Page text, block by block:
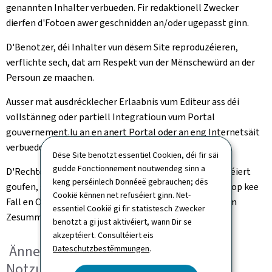
Dëse Site benotzt essentiel Cookien, déi fir säi
gudde Fonctionnement noutwendeg sinn a
keng perséinlech Donnéeë gebrauchen; dës
Cookië kënnen net refuséiert ginn. Net-
essentiel Cookië gi fir statistesch Zwecker
benotzt a gi just aktivéiert, wann Dir se
akzeptéiert. Consultéiert eis
Dateschutzbestëmmungen.
genannten Inhalter verbueden. Fir redaktionell Zwecker
dierfen d'Fotoen awer geschnidden an/oder ugepasst ginn.
D'Benotzer, déi Inhalter vun dësem Site reproduzéieren,
verflichte sech, dat am Respekt vun der Mënschewürd an der
Persoun ze maachen.
Ausser mat ausdrécklecher Erlaabnis vum Editeur ass déi
vollstänneg oder partiell Integratioun vum Portal
gouvernement.lu an en anert Portal oder an eng Internetsäit
verbueden.
D'Rechter, déi Iech uewen implizit oder explizit accordéiert
goufen, stellen eng Benotzungsautorisatioun duer an op kee
Fall en Oftriede vu Rechter, Proprietéit oder Anerem am
Zesummenhang mat dësem SIte.
Ännerung vun den Allgemengen